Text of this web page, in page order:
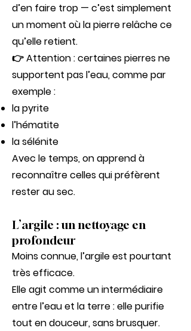
d’en faire trop — c’est simplement
un moment où la pierre relâche ce
qu’elle retient.
👉 Attention : certaines pierres ne
supportent pas l’eau, comme par
exemple :
la pyrite
l’hématite
la sélénite
Avec le temps, on apprend à
reconnaître celles qui préfèrent
rester au sec.
L’argile : un nettoyage en
profondeur
Moins connue, l’argile est pourtant
très efficace.
Elle agit comme un intermédiaire
entre l’eau et la terre : elle purifie
tout en douceur, sans brusquer.